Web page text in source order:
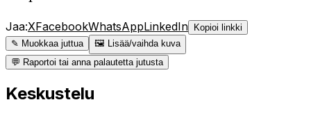
Jaa:XFacebookWhatsAppLinkedIn Kopioi linkki
✎ Muokkaa juttua
🖼 Lisää/vaihda kuva
💬 Raportoi tai anna palautetta jutusta
Keskustelu